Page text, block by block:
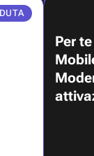
Per